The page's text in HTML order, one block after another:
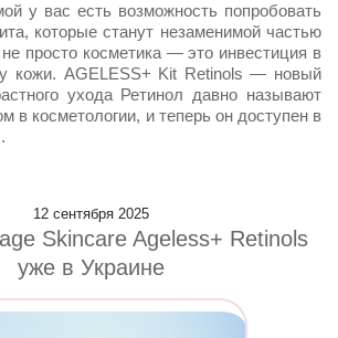
у вас есть возможность попробовать
которые станут незаменимой частью
просто косметика — это инвестиция в
кожи. AGELESS+ Kit Retinols — новый
ухода Ретинол давно называют
в косметологии, и теперь он доступен в
12 сентября 2025
Skincare Ageless+ Retinols
уже в Украине